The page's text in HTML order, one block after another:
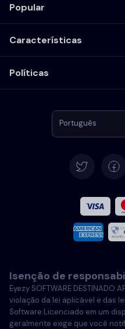
Popular
Características
Políticas
Português
Francês
Italiano
Português
Português
Isenção de
Eyezy SOFTWARE DESTINADO
violação da lei aplicável e das
Software Licenciado em um
geralmente exige que você